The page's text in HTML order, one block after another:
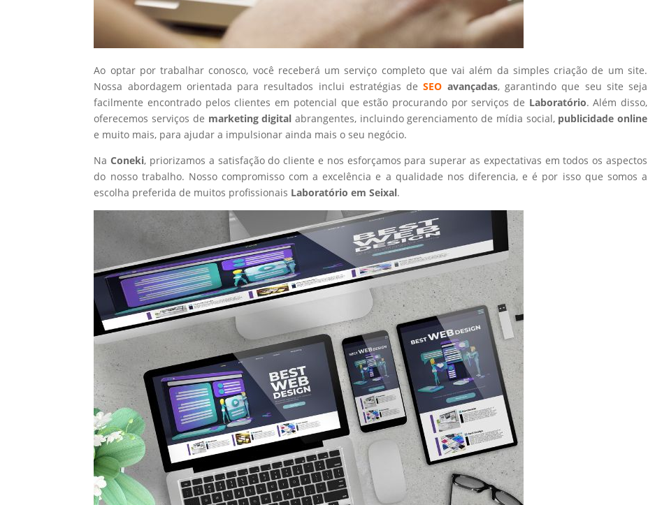
Ao optar por trabalhar conosco, você receberá um serviço completo que vai além da simples criação de um site.
Nossa abordagem orientada para resultados inclui estratégias deSEO avançadas, garantindo que seu site seja
facilmente encontrado pelos clientes em potencial que estão procurando por serviços de Laboratório. Além disso,
oferecemos serviços de marketing digital abrangentes, incluindo gerenciamento de mídia social, publicidade online
e muito mais, para ajudar a impulsionar ainda mais o seu negócio.
NaConeki, priorizamos a satisfação do cliente e nos esforçamos para superar as expectativas em todos os aspectos
do nosso trabalho. Nosso compromisso com a excelência e a qualidade nos diferencia, e é por isso que somos a
escolha preferida de muitos profissionais Laboratório em Seixal.